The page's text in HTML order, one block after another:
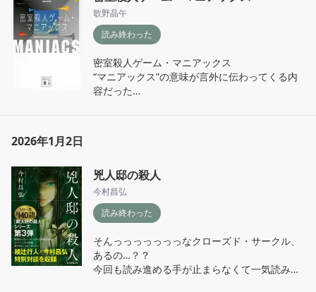
歌野晶午
読み終わった
密室殺人ゲーム・マニアックス
“マニアックス”の意味が言外に伝わってくる内
容だった
2026年1月2日
兇人邸の殺人
今村昌弘
読み終わった
そんっっっっっっっなクローズド・サークル、
あるの…？？
今回も読み進める手が止まらなくて一気読み。